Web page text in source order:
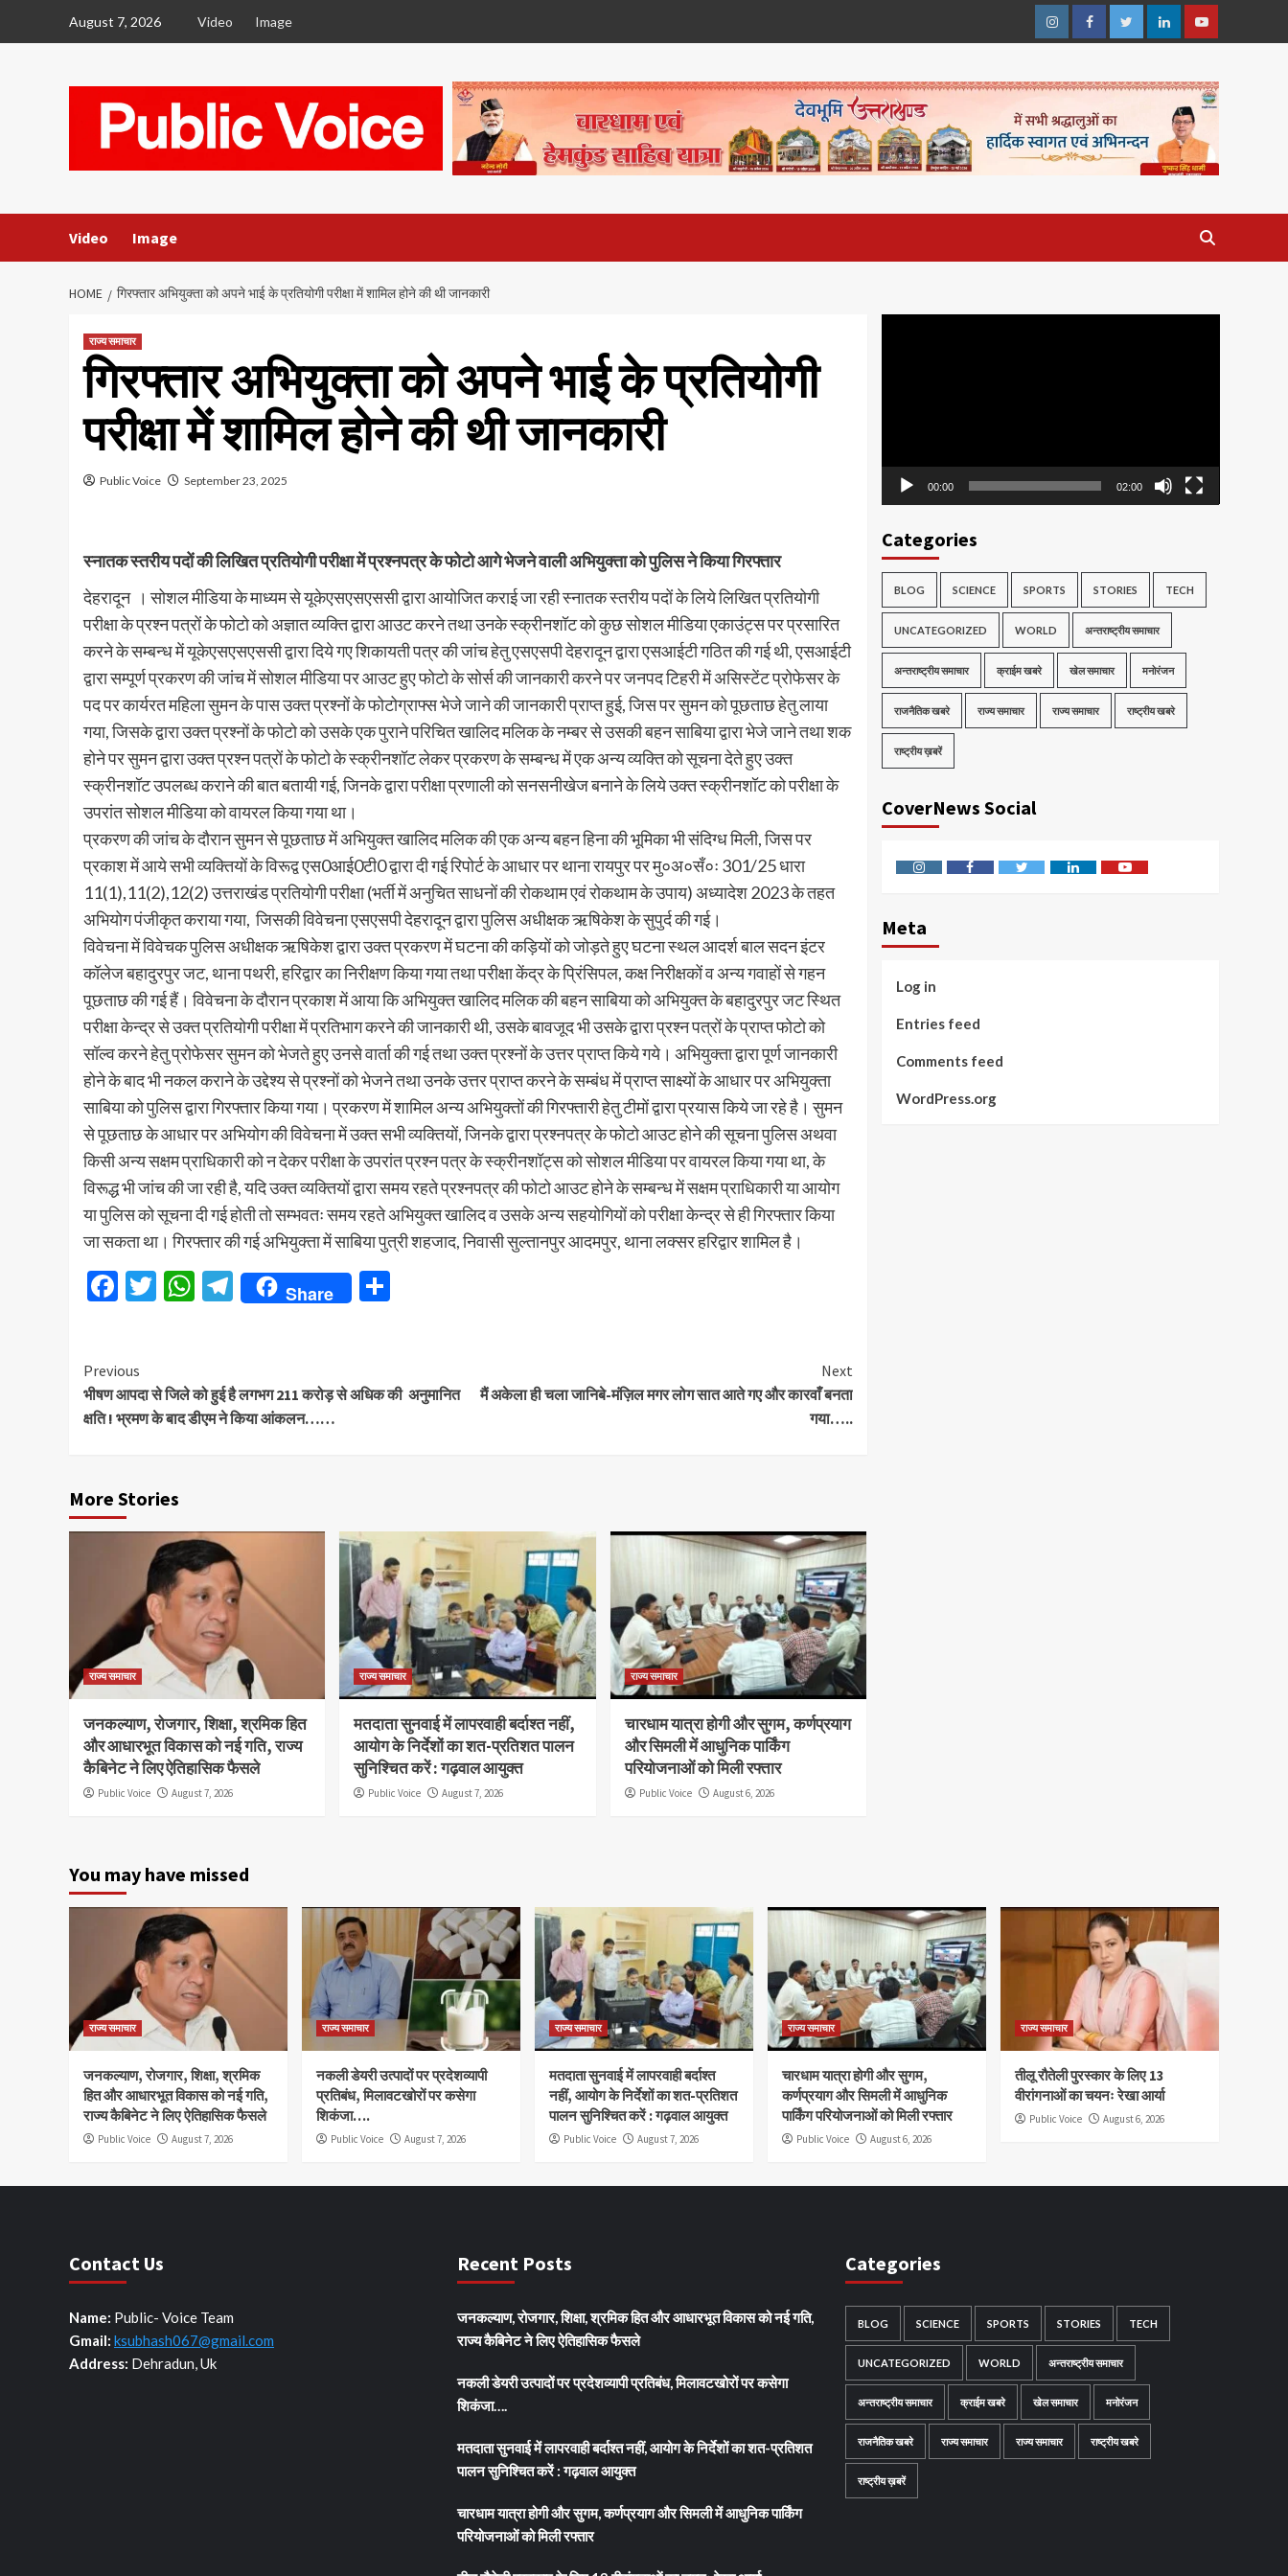
August 7, 2026 Video Image
InstagramFacebookTwitterLinkedinYoutube
Video Image
HOME गिरफ्तार अभियुक्ता को अपने भाई के प्रतियोगी परीक्षा में शामिल होने की थी जानकारी
राज्य समाचार
गिरफ्तार अभियुक्ता को अपने भाई के प्रतियोगी
परीक्षा में शामिल होने की थी जानकारी
Public Voice September 23, 2025
स्नातक स्तरीय पदों की लिखित प्रतियोगी परीक्षा में प्रश्नपत्र के फोटो आगे भेजने वाली अभियुक्ता को पुलिस ने किया गिरफ्तार
देहरादून । सोशल मीडिया के माध्यम से यूकेएसएसएससी द्वारा आयोजित कराई जा रही स्नातक स्तरीय पदों के लिये लिखित प्रतियोगी
परीक्षा के प्रश्न पत्रों के फोटो को अज्ञात व्यक्ति द्वारा आउट करने तथा उनके स्क्रीनशॉट को कुछ सोशल मीडिया एकाउंट्स पर प्रसारित
करने के सम्बन्ध में यूकेएसएसएससी द्वारा दिये गए शिकायती पत्र की जांच हेतु एसएसपी देहरादून द्वारा एसआईटी गठित की गई थी, एसआईटी
द्वारा सम्पूर्ण प्रकरण की जांच में सोशल मीडिया पर आउट हुए फोटो के सोर्स की जानकारी करने पर जनपद टिहरी में असिस्टेंट प्रोफेसर के
पद पर कार्यरत महिला सुमन के पास उक्त प्रश्नों के फोटोग्राफ्स भेजे जाने की जानकारी प्राप्त हुई, जिस पर सुमन को पूछताछ हेतु लाया
गया, जिसके द्वारा उक्त प्रश्नों के फोटो को उसके एक पुराने परिचित खालिद मलिक के नम्बर से उसकी बहन साबिया द्वारा भेजे जाने तथा शक
होने पर सुमन द्वारा उक्त प्रश्न पत्रों के फोटो के स्क्रीनशॉट लेकर प्रकरण के सम्बन्ध में एक अन्य व्यक्ति को सूचना देते हुए उक्त
स्क्रीनशॉट उपलब्ध कराने की बात बतायी गई, जिनके द्वारा परीक्षा प्रणाली को सनसनीखेज बनाने के लिये उक्त स्क्रीनशॉट को परीक्षा के
उपरांत सोशल मीडिया को वायरल किया गया था।
प्रकरण की जांच के दौरान सुमन से पूछताछ में अभियुक्त खालिद मलिक की एक अन्य बहन हिना की भूमिका भी संदिग्ध मिली, जिस पर
प्रकाश में आये सभी व्यक्तियों के विरूद्व एस0आई0टी0 द्वारा दी गई रिपोर्ट के आधार पर थाना रायपुर पर मु०अ०सँ०ः 301/25 धारा
11(1),11(2),12(2) उत्तराखंड प्रतियोगी परीक्षा (भर्ती में अनुचित साधनों की रोकथाम एवं रोकथाम के उपाय) अध्यादेश 2023 के तहत
अभियोग पंजीकृत कराया गया, जिसकी विवेचना एसएसपी देहरादून द्वारा पुलिस अधीक्षक ऋषिकेश के सुपुर्द की गई।
विवेचना में विवेचक पुलिस अधीक्षक ऋषिकेश द्वारा उक्त प्रकरण में घटना की कड़ियों को जोड़ते हुए घटना स्थल आदर्श बाल सदन इंटर
कॉलेज बहादुरपुर जट, थाना पथरी, हरिद्वार का निरीक्षण किया गया तथा परीक्षा केंद्र के प्रिंसिपल, कक्ष निरीक्षकों व अन्य गवाहों से गहन
पूछताछ की गई हैं। विवेचना के दौरान प्रकाश में आया कि अभियुक्त खालिद मलिक की बहन साबिया को अभियुक्त के बहादुरपुर जट स्थित
परीक्षा केन्द्र से उक्त प्रतियोगी परीक्षा में प्रतिभाग करने की जानकारी थी, उसके बावजूद भी उसके द्वारा प्रश्न पत्रों के प्राप्त फोटो को
सॉल्व करने हेतु प्रोफेसर सुमन को भेजते हुए उनसे वार्ता की गई तथा उक्त प्रश्नों के उत्तर प्राप्त किये गये। अभियुक्ता द्वारा पूर्ण जानकारी
होने के बाद भी नकल कराने के उद्देश्य से प्रश्नों को भेजने तथा उनके उत्तर प्राप्त करने के सम्बंध में प्राप्त साक्ष्यों के आधार पर अभियुक्ता
साबिया को पुलिस द्वारा गिरफ्तार किया गया। प्रकरण में शामिल अन्य अभियुक्तों की गिरफ्तारी हेतु टीमों द्वारा प्रयास किये जा रहे है। सुमन
से पूछताछ के आधार पर अभियोग की विवेचना में उक्त सभी व्यक्तियों, जिनके द्वारा प्रश्नपत्र के फोटो आउट होने की सूचना पुलिस अथवा
किसी अन्य सक्षम प्राधिकारी को न देकर परीक्षा के उपरांत प्रश्न पत्र के स्क्रीनशॉट्स को सोशल मीडिया पर वायरल किया गया था, के
विरूद्ध भी जांच की जा रही है, यदि उक्त व्यक्तियों द्वारा समय रहते प्रश्नपत्र की फोटो आउट होने के सम्बन्ध में सक्षम प्राधिकारी या आयोग
या पुलिस को सूचना दी गई होती तो सम्भवतः समय रहते अभियुक्त खालिद व उसके अन्य सहयोगियों को परीक्षा केन्द्र से ही गिरफ्तार किया
जा सकता था। गिरफ्तार की गई अभियुक्ता में साबिया पुत्री शहजाद, निवासी सुल्तानपुर आदमपुर, थाना लक्सर हरिद्वार शामिल है।
Facebook
Twitter
WhatsApp
Telegram
Share
Continue
Reading
Previous
भीषण आपदा से जिले को हुई है लगभग 211 करोड़ से अधिक की अनुमानित
क्षति ! भ्रमण के बाद डीएम ने किया आंकलन……
Next
मैं अकेला ही चला जानिबे-मंज़िल मगर लोग सात आते गए और कारवाँ बनता
गया…..
More Stories
राज्य समाचार
जनकल्याण, रोजगार, शिक्षा, श्रमिक हित
और आधारभूत विकास को नई गति, राज्य
कैबिनेट ने लिए ऐतिहासिक फैसले
Public Voice August 7, 2026
राज्य समाचार
मतदाता सुनवाई में लापरवाही बर्दाश्त नहीं,
आयोग के निर्देशों का शत-प्रतिशत पालन
सुनिश्चित करें : गढ़वाल आयुक्त
Public Voice August 7, 2026
राज्य समाचार
चारधाम यात्रा होगी और सुगम, कर्णप्रयाग
और सिमली में आधुनिक पार्किंग
परियोजनाओं को मिली रफ्तार
Public Voice August 6, 2026
00:00 02:00
Categories
BLOG SCIENCE SPORTS STORIES TECH
UNCATEGORIZED WORLD अन्तराष्ट्रीय समाचार
अन्तराष्ट्रीय समाचार क्राईम खबरे खेल समाचार मनोरंजन
राजनैतिक खबरे राज्य समाचार राज्य समाचार राष्ट्रीय खबरे
राष्ट्रीय ख़बरें
CoverNews Social
InstagramFacebookTwitter LinkedinYoutube
Meta
Log in
Entries feed
Comments feed
WordPress.org
You may have missed
राज्य समाचार
जनकल्याण, रोजगार, शिक्षा, श्रमिक
हित और आधारभूत विकास को नई गति,
राज्य कैबिनेट ने लिए ऐतिहासिक फैसले
Public Voice August 7, 2026
राज्य समाचार
नकली डेयरी उत्पादों पर प्रदेशव्यापी
प्रतिबंध, मिलावटखोरों पर कसेगा
शिकंजा….
Public Voice August 7, 2026
राज्य समाचार
मतदाता सुनवाई में लापरवाही बर्दाश्त
नहीं, आयोग के निर्देशों का शत-प्रतिशत
पालन सुनिश्चित करें : गढ़वाल आयुक्त
Public Voice August 7, 2026
राज्य समाचार
चारधाम यात्रा होगी और सुगम,
कर्णप्रयाग और सिमली में आधुनिक
पार्किंग परियोजनाओं को मिली रफ्तार
Public Voice August 6, 2026
राज्य समाचार
तीलू रौतेली पुरस्कार के लिए 13
वीरांगनाओं का चयनः रेखा आर्या
Public Voice August 6, 2026
Contact Us
Name: Public- Voice Team
Gmail: ksubhash067@gmail.com
Address: Dehradun, Uk
Recent Posts
जनकल्याण, रोजगार, शिक्षा, श्रमिक हित और आधारभूत विकास को नई गति,
राज्य कैबिनेट ने लिए ऐतिहासिक फैसले
नकली डेयरी उत्पादों पर प्रदेशव्यापी प्रतिबंध, मिलावटखोरों पर कसेगा
शिकंजा….
मतदाता सुनवाई में लापरवाही बर्दाश्त नहीं, आयोग के निर्देशों का शत-प्रतिशत
पालन सुनिश्चित करें : गढ़वाल आयुक्त
चारधाम यात्रा होगी और सुगम, कर्णप्रयाग और सिमली में आधुनिक पार्किंग
परियोजनाओं को मिली रफ्तार
Categories
BLOG SCIENCE SPORTS STORIES TECH
UNCATEGORIZED WORLD अन्तराष्ट्रीय समाचार
अन्तराष्ट्रीय समाचार क्राईम खबरे खेल समाचार मनोरंजन
राजनैतिक खबरे राज्य समाचार राज्य समाचार राष्ट्रीय खबरे
राष्ट्रीय ख़बरें